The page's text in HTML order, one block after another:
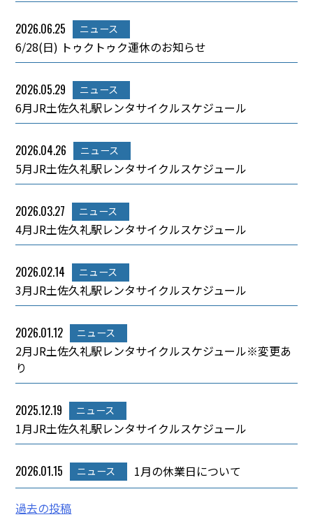
2026.06.25 ニュース
6/28(日) トゥクトゥク運休のお知らせ
2026.05.29 ニュース
6月JR土佐久礼駅レンタサイクルスケジュール
2026.04.26 ニュース
5月JR土佐久礼駅レンタサイクルスケジュール
2026.03.27 ニュース
4月JR土佐久礼駅レンタサイクルスケジュール
2026.02.14 ニュース
3月JR土佐久礼駅レンタサイクルスケジュール
2026.01.12 ニュース
2月JR土佐久礼駅レンタサイクルスケジュール※変更あ
り
2025.12.19 ニュース
1月JR土佐久礼駅レンタサイクルスケジュール
2026.01.15 ニュース 1月の休業日について
投
過去の投稿